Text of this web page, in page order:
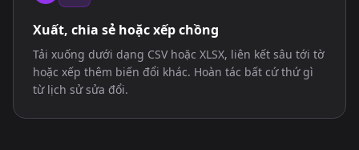
Xuất, chia sẻ hoặc xếp chồng
Tải xuống dưới dạng CSV hoặc XLSX, liên kết sâu tới tờ
hoặc xếp thêm biến đổi khác. Hoàn tác bất cứ thứ gì
từ lịch sử sửa đổi.